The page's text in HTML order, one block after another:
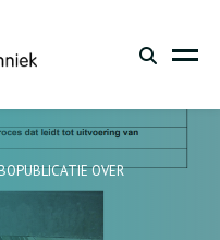
OVER